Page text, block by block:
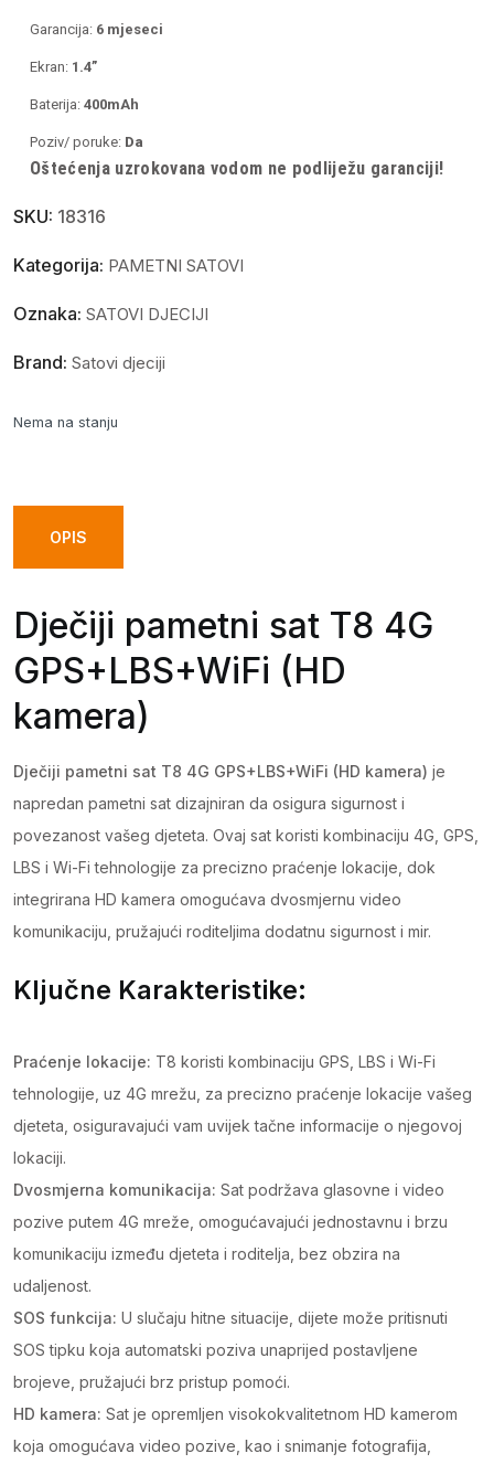
Garancija: 6 mjeseci
Ekran: 1.4”
Baterija: 400mAh
Poziv/ poruke: Da
Oštećenja uzrokovana vodom ne podliježu garanciji!
SKU: 18316
Kategorija: PAMETNI SATOVI
Oznaka: SATOVI DJECIJI
Brand: Satovi djeciji
Nema na stanju
OPIS
Dječiji pametni sat T8 4G
GPS+LBS+WiFi (HD
kamera)
Dječiji pametni sat T8 4G GPS+LBS+WiFi (HD kamera) je
napredan pametni sat dizajniran da osigura sigurnost i
povezanost vašeg djeteta. Ovaj sat koristi kombinaciju 4G, GPS,
LBS i Wi-Fi tehnologije za precizno praćenje lokacije, dok
integrirana HD kamera omogućava dvosmjernu video
komunikaciju, pružajući roditeljima dodatnu sigurnost i mir.
Ključne Karakteristike:
Praćenje lokacije: T8 koristi kombinaciju GPS, LBS i Wi-Fi
tehnologije, uz 4G mrežu, za precizno praćenje lokacije vašeg
djeteta, osiguravajući vam uvijek tačne informacije o njegovoj
lokaciji.
Dvosmjerna komunikacija: Sat podržava glasovne i video
pozive putem 4G mreže, omogućavajući jednostavnu i brzu
komunikaciju između djeteta i roditelja, bez obzira na
udaljenost.
SOS funkcija: U slučaju hitne situacije, dijete može pritisnuti
SOS tipku koja automatski poziva unaprijed postavljene
brojeve, pružajući brz pristup pomoći.
HD kamera: Sat je opremljen visokokvalitetnom HD kamerom
koja omogućava video pozive, kao i snimanje fotografija,